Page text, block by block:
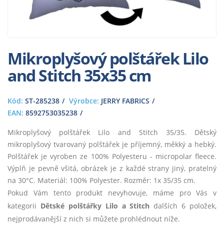
Mikroplyšový polštářek Lilo
and Stitch 35x35 cm
Kód: ST-285238 Výrobce: JERRY FABRICS
EAN: 8592753035238
Mikroplyšový polštářek Lilo and Stitch 35/35. Dětský
mikroplyšový tvarovaný polštářek je příjemný, měkký a hebký.
Polštářek je vyroben ze 100% Polyesteru - micropolar fleece.
Výplň je pevně všitá, obrázek je z každé strany jiný, pratelný
na 30°C. Materiál: 100% Polyester. Rozměr: 1x 35/35 cm.
Pokud Vám tento produkt nevyhovuje, máme pro Vás v
kategorii Dětské polštářky Lilo a Stitch dalších 6 položek,
nejprodávanější z nich si můžete prohlédnout níže.